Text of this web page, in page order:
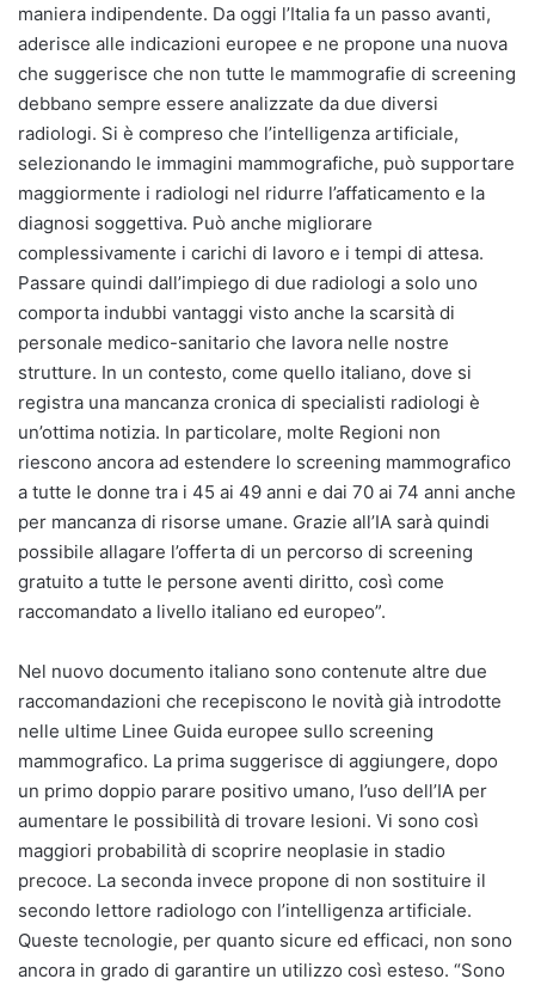
maniera indipendente. Da oggi l’Italia fa un passo avanti,
aderisce alle indicazioni europee e ne propone una nuova
che suggerisce che non tutte le mammografie di screening
debbano sempre essere analizzate da due diversi
radiologi. Si è compreso che l’intelligenza artificiale,
selezionando le immagini mammografiche, può supportare
maggiormente i radiologi nel ridurre l’affaticamento e la
diagnosi soggettiva. Può anche migliorare
complessivamente i carichi di lavoro e i tempi di attesa.
Passare quindi dall’impiego di due radiologi a solo uno
comporta indubbi vantaggi visto anche la scarsità di
personale medico-sanitario che lavora nelle nostre
strutture. In un contesto, come quello italiano, dove si
registra una mancanza cronica di specialisti radiologi è
un’ottima notizia. In particolare, molte Regioni non
riescono ancora ad estendere lo screening mammografico
a tutte le donne tra i 45 ai 49 anni e dai 70 ai 74 anni anche
per mancanza di risorse umane. Grazie all’IA sarà quindi
possibile allagare l’offerta di un percorso di screening
gratuito a tutte le persone aventi diritto, così come
raccomandato a livello italiano ed europeo”.
Nel nuovo documento italiano sono contenute altre due
raccomandazioni che recepiscono le novità già introdotte
nelle ultime Linee Guida europee sullo screening
mammografico. La prima suggerisce di aggiungere, dopo
un primo doppio parare positivo umano, l’uso dell’IA per
aumentare le possibilità di trovare lesioni. Vi sono così
maggiori probabilità di scoprire neoplasie in stadio
precoce. La seconda invece propone di non sostituire il
secondo lettore radiologo con l’intelligenza artificiale.
Queste tecnologie, per quanto sicure ed efficaci, non sono
ancora in grado di garantire un utilizzo così esteso. “Sono